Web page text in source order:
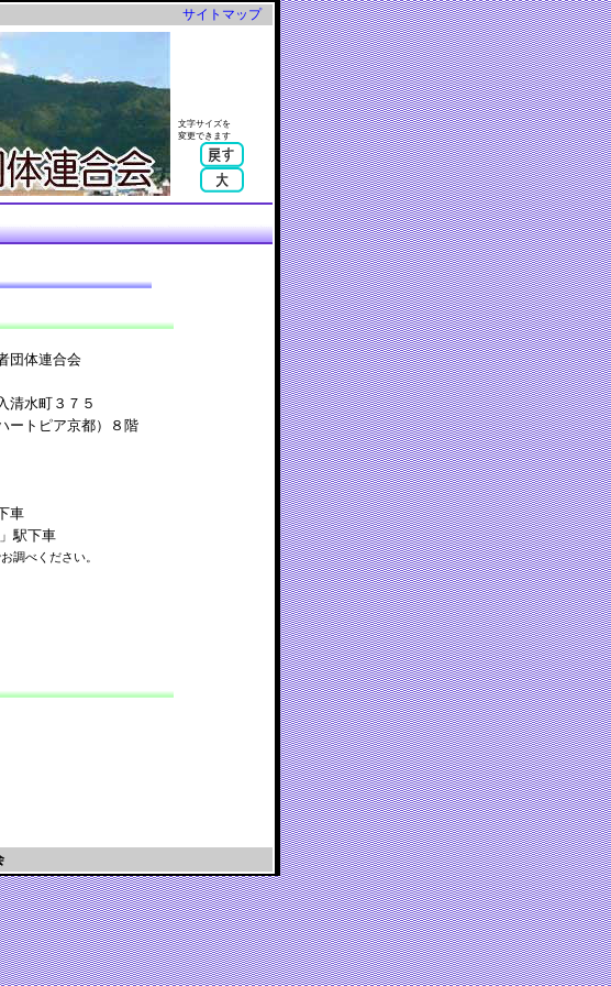
サイトマップ
文字サイズを
変更できます
団体連合会
清水町３７５
ートピア京都）８階
車
駅下車
調べください。